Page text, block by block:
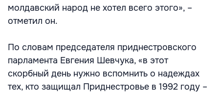
молдавский народ не хотел всего этого», –
отметил он.
По словам председателя приднестровского
парламента Евгения Шевчука, «в этот
скорбный день нужно вспомнить о надеждах
тех, кто защищал Приднестровье в 1992 году –